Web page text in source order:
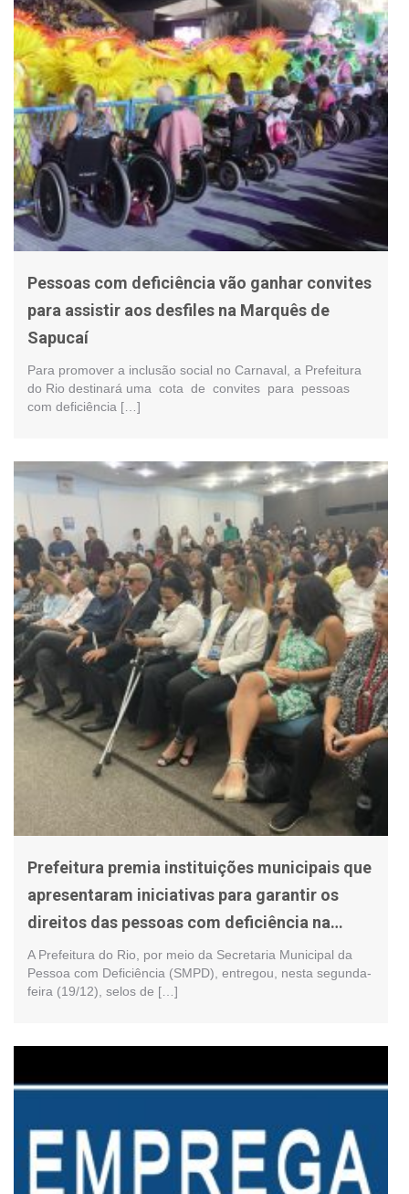
Pessoas com deficiência vão ganhar convites
para assistir aos desfiles na Marquês de
Sapucaí
Para promover a inclusão social no Carnaval, a Prefeitura
do Rio destinará uma cota de convites para pessoas
com deficiência […]
Prefeitura premia instituições municipais que
apresentaram iniciativas para garantir os
direitos das pessoas com deficiência na
cidade
A Prefeitura do Rio, por meio da Secretaria Municipal da
Pessoa com Deficiência (SMPD), entregou, nesta segunda-
feira (19/12), selos de […]